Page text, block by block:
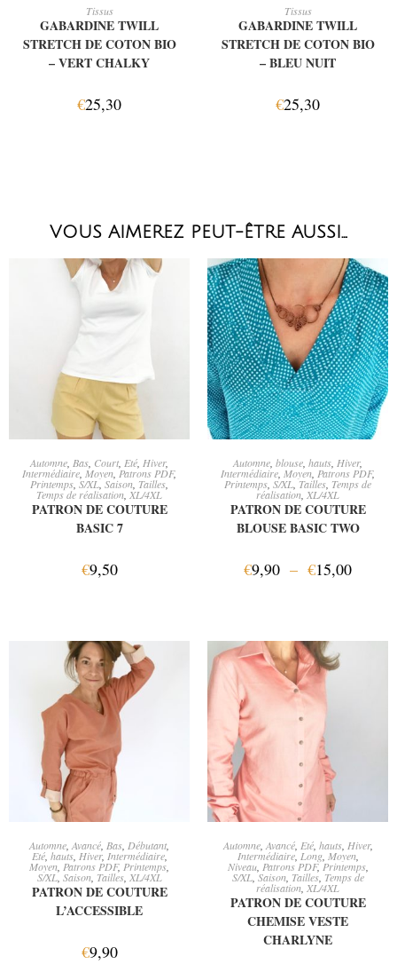
Tissus
GABARDINE TWILL
STRETCH DE COTON BIO
– VERT CHALKY
€25,30
Tissus
GABARDINE TWILL
STRETCH DE COTON BIO
– BLEU NUIT
€25,30
VOUS AIMEREZ PEUT-ÊTRE AUSSI…
AJOUTER AU PANIER
Automne, Bas, Court, Eté, Hiver,
Intermédiaire, Moyen, Patrons PDF,
Printemps, S/XL, Saison, Tailles,
Temps de réalisation, XL/4XL
PATRON DE COUTURE
BASIC 7
€9,50
CHOIX DES OPTIONS
Automne, blouse, hauts, Hiver,
Intermédiaire, Moyen, Patrons PDF,
Printemps, S/XL,Tailles, Temps de
réalisation, XL/4XL
PATRON DE COUTURE
BLOUSE BASIC TWO
€9,90 – €15,00
AJOUTER AU PANIER
Automne, Avancé, Bas, Débutant,
Eté, hauts, Hiver, Intermédiaire,
Moyen, Patrons PDF, Printemps,
S/XL, Saison, Tailles, XL/4XL
PATRON DE COUTURE
L’ACCESSIBLE
€9,90
CHOIX DES OPTIONS
Automne, Avancé, Eté, hauts, Hiver,
Intermédiaire, Long, Moyen,
Niveau, Patrons PDF,Printemps,
S/XL,Saison, Tailles, Temps de
réalisation, XL/4XL
PATRON DE COUTURE
CHEMISE VESTE
CHARLYNE